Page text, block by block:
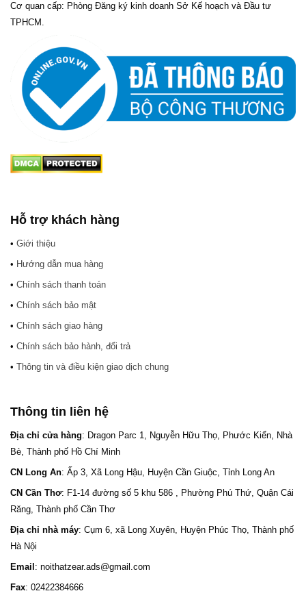
Cơ quan cấp: Phòng Đăng ký kinh doanh Sở Kế hoạch và Đầu tư
TPHCM.
Hỗ trợ khách hàng
• Giới thiệu
• Hướng dẫn mua hàng
• Chính sách thanh toán
• Chính sách bảo mật
• Chính sách giao hàng
• Chính sách bảo hành, đổi trả
• Thông tin và điều kiện giao dịch chung
Thông tin liên hệ
Địa chỉ cửa hàng: Dragon Parc 1, Nguyễn Hữu Thọ, Phước Kiển, Nhà
Bè, Thành phố Hồ Chí Minh
CN Long An: Ấp 3, Xã Long Hậu, Huyện Cần Giuộc, Tỉnh Long An
CN Cần Thơ: F1-14 đường số 5 khu 586 , Phường Phú Thứ, Quận Cái
Răng, Thành phố Cần Thơ
Địa chỉ nhà máy: Cụm 6, xã Long Xuyên, Huyện Phúc Thọ, Thành phố
Hà Nội
Email: noithatzear.ads@gmail.com
Fax: 02422384666